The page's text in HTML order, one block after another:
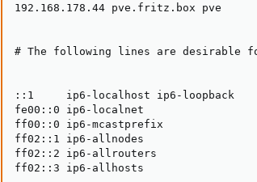
192.168.178.44 pve.fritz.box pve
# The following lines are desirable
::1     ip6-localhost ip6-loopback
fe00::0 ip6-localnet
ff00::0 ip6-mcastprefix
ff02::1 ip6-allnodes
ff02::2 ip6-allrouters
ff02::3 ip6-allhosts